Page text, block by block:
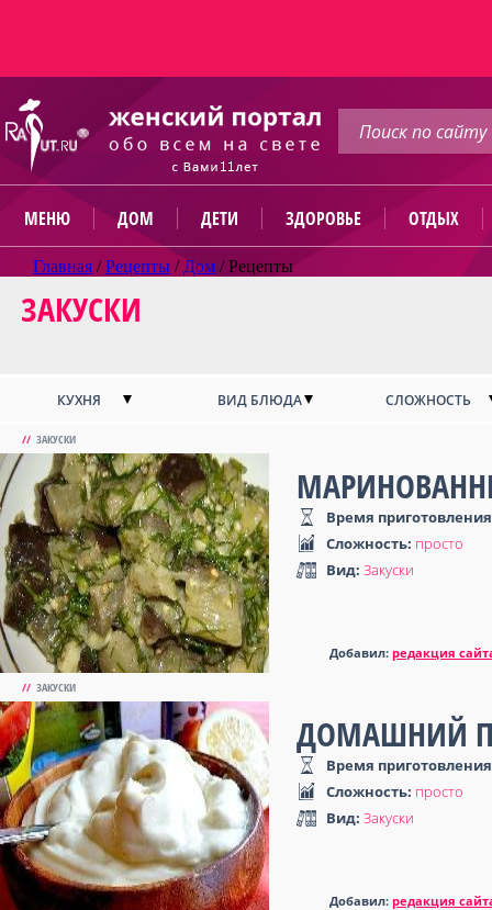
МЕНЮ ДОМ ДЕТИ ЗДОРОВЬЕ ОТДЫХ
Главная /Рецепты / Дом /Рецепты
ЗАКУСКИ
КУХНЯ ВИД БЛЮДА СЛОЖНОСТЬ
// ЗАКУСКИ
Добавил: редакция
Время
Сложность: просто
Вид: Закуски
// ЗАКУСКИ
ДОМАШНИЙ
Добавил: редакция
Время
Сложность: просто
Вид: Закуски